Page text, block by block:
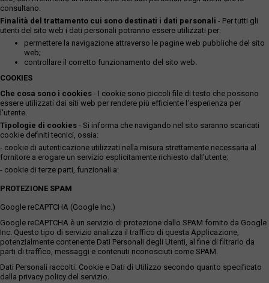
consultano.
Finalità del trattamento cui sono destinati i dati personali - Per tutti gli
utenti del sito web i dati personali potranno essere utilizzati per:
permettere la navigazione attraverso le pagine web pubbliche del sito
web;
controllare il corretto funzionamento del sito web.
COOKIES
Che cosa sono i cookies - I cookie sono piccoli file di testo che possono
essere utilizzati dai siti web per rendere più efficiente l'esperienza per
l'utente.
Tipologie di cookies - Si informa che navigando nel sito saranno scaricati
cookie definiti tecnici, ossia:
- cookie di autenticazione utilizzati nella misura strettamente necessaria al
fornitore a erogare un servizio esplicitamente richiesto dall'utente;
- cookie di terze parti, funzionali a:
PROTEZIONE SPAM
Google reCAPTCHA (Google Inc.)
Google reCAPTCHA è un servizio di protezione dallo SPAM fornito da Google
Inc. Questo tipo di servizio analizza il traffico di questa Applicazione,
potenzialmente contenente Dati Personali degli Utenti, al fine di filtrarlo da
parti di traffico, messaggi e contenuti riconosciuti come SPAM.
Dati Personali raccolti: Cookie e Dati di Utilizzo secondo quanto specificato
dalla privacy policy del servizio.